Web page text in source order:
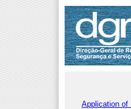
Application of